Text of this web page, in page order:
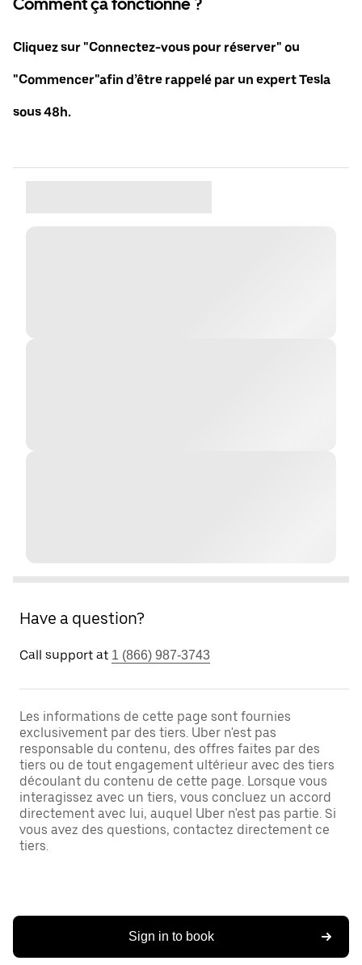
Comment ça fonctionne ?
Cliquez sur "Connectez-vous pour réserver" ou
"Commencer"afin d’être rappelé par un expert Tesla
sous 48h.
Have a question?
Call support at 1 (866) 987-3743
Les informations de cette page sont fournies
exclusivement par des tiers. Uber n'est pas
responsable du contenu, des offres faites par des
tiers ou de tout engagement ultérieur avec des tiers
découlant du contenu de cette page. Lorsque vous
interagissez avec un tiers, vous concluez un accord
directement avec lui, auquel Uber n'est pas partie. Si
vous avez des questions, contactez directement ce
tiers.
Sign in to book